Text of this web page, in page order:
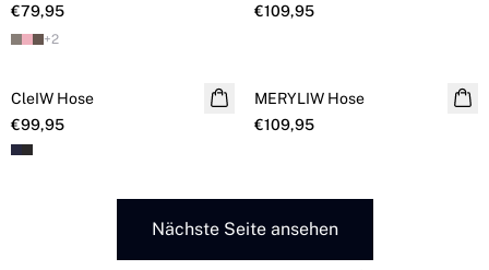
€79,95
+2
€109,95
NEUHEITEN
CleIW Hose
€99,95
NEUHEITEN
MERYLIW Hose
€109,95
Nächste Seite ansehen